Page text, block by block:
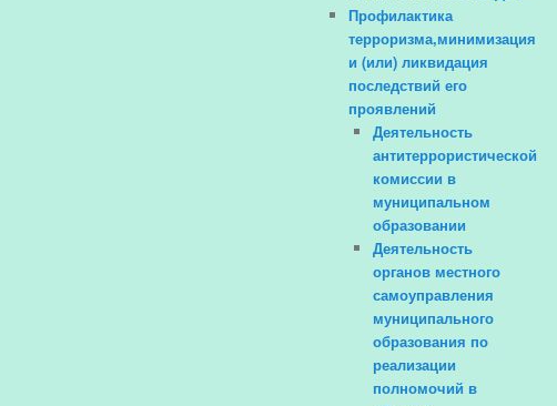
Профилактика
терроризма,минимизация
и (или) ликвидация
последствий его
проявлений
Деятельность
антитеррористической
комиссии в
муниципальном
образовании
Деятельность
органов местного
самоуправления
муниципального
образования по
реализации
полномочий в